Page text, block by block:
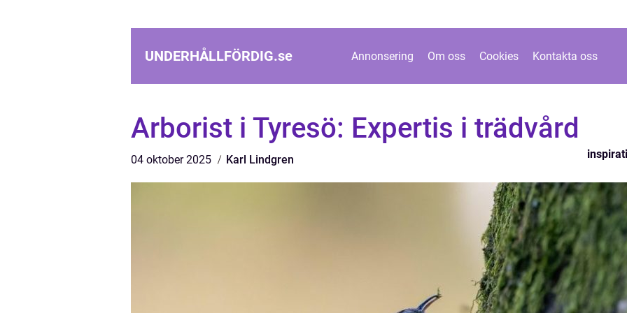
UNDERHÅLLFÖRDIG.se Annonsering Om oss Cookies Kontakta oss
Arborist i Tyresö: Expertis i trädvård
04 oktober 2025 Karl Lindgren